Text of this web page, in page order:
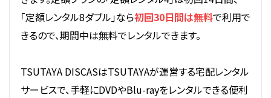
「定額レンタル8ダブル」なら初回30日間は無料で利用で
きるので、期間中は無料でレンタルできます。
TSUTAYA DISCASはTSUTAYAが運営する宅配レンタル
サービスで、手軽にDVDやBlu-rayをレンタルできる便利